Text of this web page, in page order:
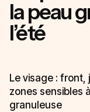
la peau
l’été
Le visage : front,
zones sensibles
granuleuse